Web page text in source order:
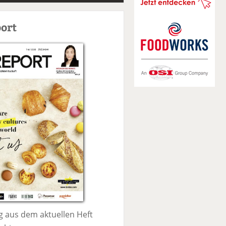
S
u
aus dem aktuellen Heft